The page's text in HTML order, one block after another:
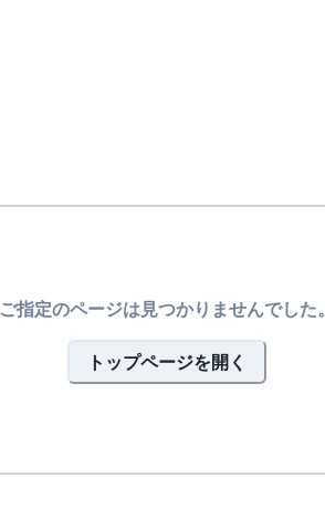
ご指定のページは見つかりませんでした。
トップページを開く